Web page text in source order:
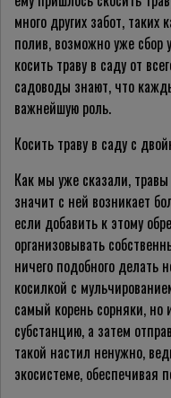
много других забот, таких
полив, возможно уже сбор
косить траву в саду от
садоводы знают, что
важнейшую роль.
Косить траву в саду с
Как мы уже сказали,
значит с ней возникает
если добавить к этому
организовывать
ничего подобного делать
косилкой с
самый корень сорняки,
субстанцию, а затем
такой настил ненужно,
экосистеме, обеспечивая